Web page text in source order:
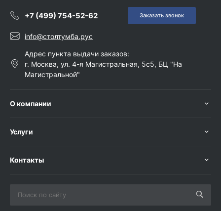
+7 (499) 754-52-62 Заказать звонок
info@столтумба.рус
Адрес пункта выдачи заказов:
г. Москва, ул. 4-я Магистральная, 5с5, БЦ "На
Магистральной"
О компании
Услуги
Контакты